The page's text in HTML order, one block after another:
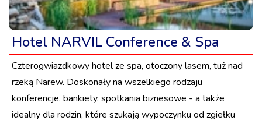
Hotel NARVIL Conference & Spa
Czterogwiazdkowy hotel ze spa, otoczony lasem, tuż nad
rzeką Narew. Doskonały na wszelkiego rodzaju
konferencje, bankiety, spotkania biznesowe - a także
idealny dla rodzin, które szukają wypoczynku od zgiełku